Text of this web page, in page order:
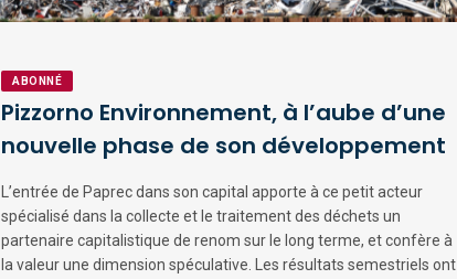
ABONNÉ
Pizzorno Environnement, à l’aube d’une
nouvelle phase de son développement
L’entrée de Paprec dans son capital apporte à ce petit acteur
spécialisé dans la collecte et le traitement des déchets un
partenaire capitalistique de renom sur le long terme, et confère à
la valeur une dimension spéculative. Les résultats semestriels ont